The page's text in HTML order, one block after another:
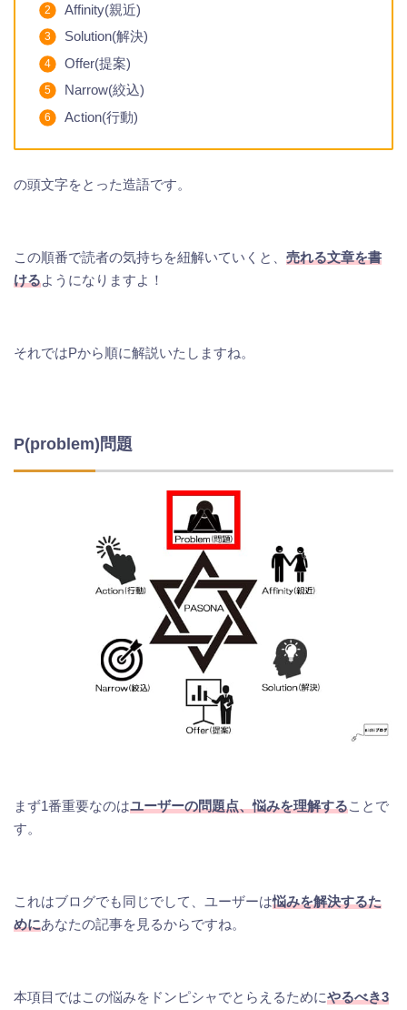
Affinity(親近)
Solution(解決)
Offer(提案)
Narrow(絞込)
Action(行動)
の頭文字をとった造語です。
この順番で読者の気持ちを紐解いていくと、 売れる文章を書
けるようになりますよ！
それではPから順に解説いたしますね。
P(problem)問題
まず1番重要なのはユーザーの問題点、悩みを理解することで
す。
これはブログでも同じでして、ユーザーは悩みを解決するた
めにあなたの記事を見るからですね。
本項目ではこの悩みをドンピシャでとらえるためにやるべき3